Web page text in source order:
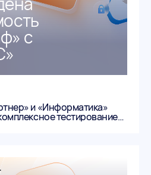
с
и «Информатика»
тестирование